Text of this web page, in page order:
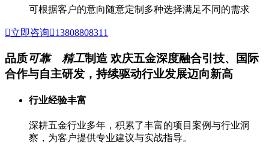
可根据客户的意向随意定制多种选择满足不同的需求
立即咨询 13808808311
品质可靠 精工制造 欢庆五金深度融合引技、国际
合作与自主研发，持续驱动行业发展迈向新高
行业经验丰富
深耕五金行业多年，积累了丰富的项目案例与行业洞
察，为客户提供专业建议与实战指导。